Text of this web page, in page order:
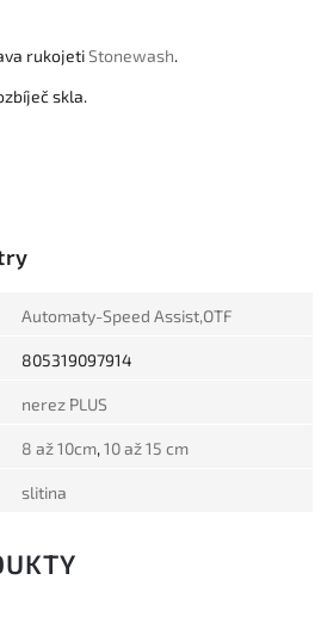
rukojetiStonewash.
skla.
Automaty-Speed Assist,OTF
805319097914
nerez PLUS
8 až 10cm, 10 až 15 cm
slitina